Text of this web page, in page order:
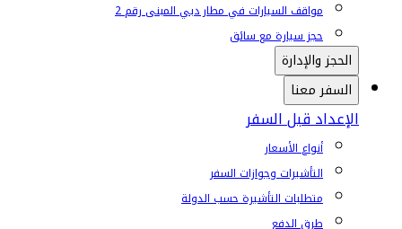
مواقف السيارات في مطار دبي المبنى رقم 2
حجز سيارة مع سائق
الحجز والإدارة
السفر معنا
الإعداد قبل السفر
أنواع الأسعار
التأشيرات وجوازات السفر
متطلبات التأشيرة حسب الدولة
طرق الدفع